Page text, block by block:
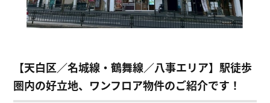
【天白区／名城線・鶴舞線／八事エリア】駅徒歩
圏内の好立地、ワンフロア物件のご紹介です！